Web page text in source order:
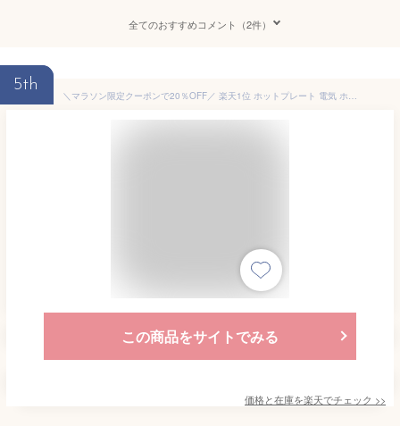
全てのおすすめコメント（2件）
5th
＼マラソン限定クーポンで20％OFF／ 楽天1位 ホットプレート 電気 ホット プレート グリルプレート たこ焼き器 コンパクト 4枚 プレート ミニ 深鍋 焼肉 グリル 一人 鍋丸洗い 電気プレート お好み焼き たこ焼き プレート 深型 ヒーター マルチホットプレート SOLEMOOD
この商品をサイトでみる
価格と在庫を楽天でチェック >>